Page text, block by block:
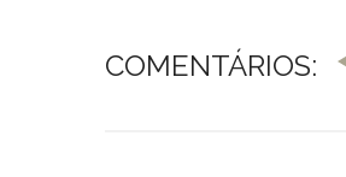
COMENTÁRIOS: